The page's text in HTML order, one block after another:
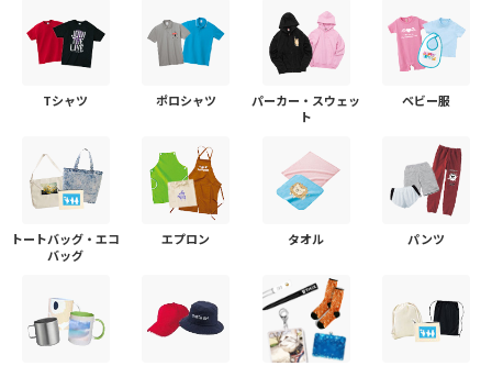
Tシャツ ポロシャツ
パーカー・スウェッ
ト
ベビー服
トートバッグ・エコ
バッグ
エプロン タオル パンツ